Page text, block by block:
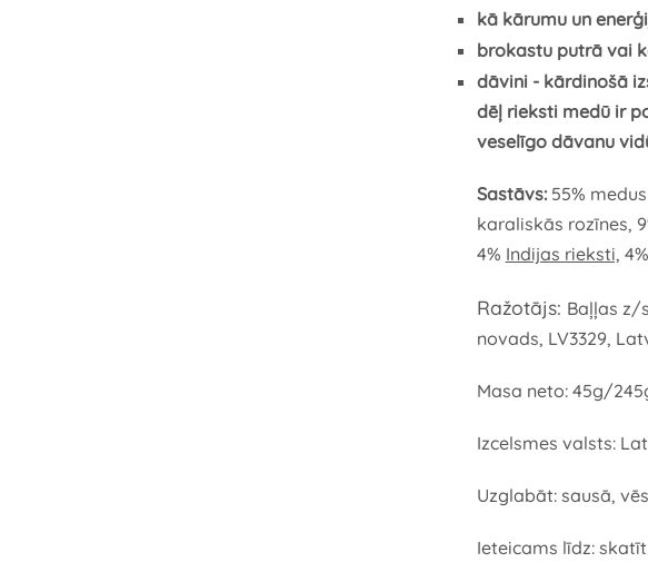
kā kārumu un
brokastu putrā vai
dāvini - kārdinošā
dēļ rieksti medū ir
veselīgo dāvanu
Sastāvs: 55%
karaliskās rozīnes,
4% Indijas rieksti, 4%
Ražotājs: Baļļas z/
novads, LV3329,
Masa neto: 45g/
Izcelsmes valsts:
Uzglabāt: sausā,
Ieteicams līdz: